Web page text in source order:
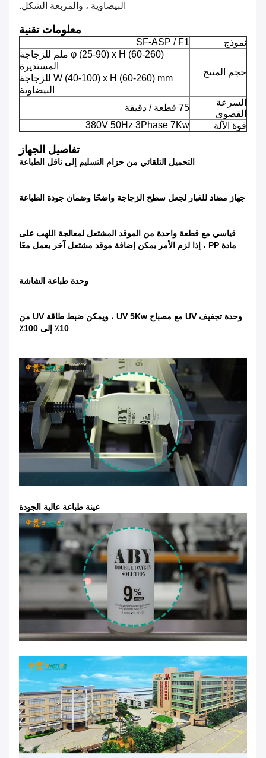
البيضاوية ، والمربعة الشكل.
معلومات تقنية
نموذج SF-ASP / F1
حجم المنتج
φ (25-90) x H (60-260) ملم للزجاجة
المستديرة
W (40-100) x H (60-260) mm للزجاجة
البيضاوية
السرعة
القصوى
75 قطعة / دقيقة
قوة الآلة
380V 50Hz 3Phase 7Kw
تفاصيل الجهاز
التحميل التلقائي من حزام التسليم إلى ناقل الطباعة
جهاز مضاد للغبار لجعل سطح الزجاجة واضحًا وضمان جودة الطباعة
قياسي مع قطعة واحدة من الموقد المشتعل لمعالجة اللهب على
مادة PP ، إذا لزم الأمر يمكن إضافة موقد مشتعل آخر يعمل معًا
وحدة طباعة الشاشة
وحدة تجفيف UV مع مصباح UV 5Kw ، ويمكن ضبط طاقة UV من
10٪ إلى 100٪
عينة طباعة عالية الجودة